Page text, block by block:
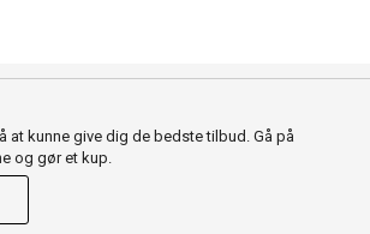
at kunne give dig de bedste tilbud. Gå på
og gør et kup.